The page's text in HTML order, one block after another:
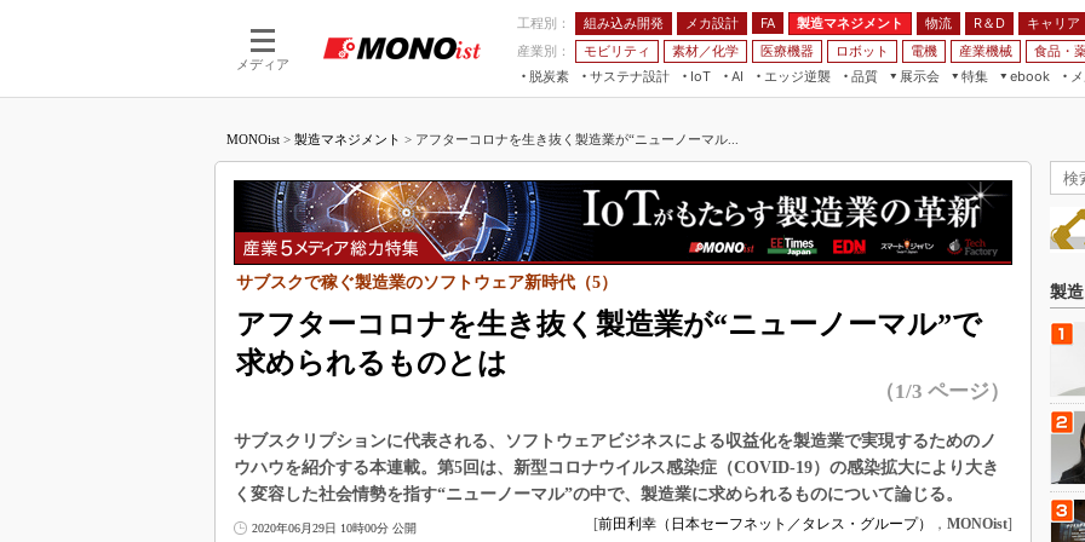
メディア
工程別： 組み込み開発 メカ設計 FA 製造マネジメント 物流 R＆D
キャリア
産業別：
モビリティ 素材／化学 医療機器 ロボット 電機 産業機械
食品・
脱炭素
サステナ設計
IoT
つながる工場
つながるサービス
AI
AI×設備保全
Physical AI
エッジ逆襲 品質
展示会
JIMTOF
組込み/エッジ コンピューティング
展＆IoT/5Gソリューション展
IIFES
国際ロボット展
ジャパンモビリティショー
TECHNO-FRONTIER
EdgeTech+
日本ものづくりワールド
AUTOMOTIVE WORLD
特集
つながるクルマ
5G
VR／AR
フィールドサービス
組み込み画像技術
車載ソフト開発
ISO26262
ebook
製造マネジメント
FA
モビリティ
MONOist > 製造マネジメント > アフターコロナを生き抜く製造業が“ニューノーマル...
アフターコロナを生き抜く製造業が“ニューノーマル”で
求められるものとは
サブスクで稼ぐ製造業のソフトウェア新時代（5）
（1/3 ページ）
サブスクリプションに代表される、ソフトウェアビジネスによる収益化を製造業で実現するためのノ
ウハウを紹介する本連載。第5回は、新型コロナウイルス感染症（COVID-19）の感染拡大により大き
く変容した社会情勢を指す“ニューノーマル”の中で、製造業に求められるものについて論じる。
2020年06月29日 10時00分 公開 [前田利幸（日本セーフネット／タレス・グループ） ， MONOist]
製